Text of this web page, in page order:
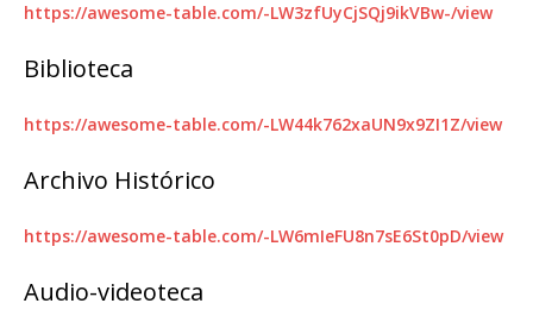
https://awesome-table.com/-LW3zfUyCjSQj9ikVBw-/view
Biblioteca
https://awesome-table.com/-LW44k762xaUN9x9ZI1Z/view
Archivo Histórico
https://awesome-table.com/-LW6mIeFU8n7sE6St0pD/view
Audio-videoteca